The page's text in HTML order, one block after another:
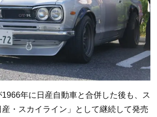
年に日産自動車と合併した後も、ス
・スカイライン」として継続して発売